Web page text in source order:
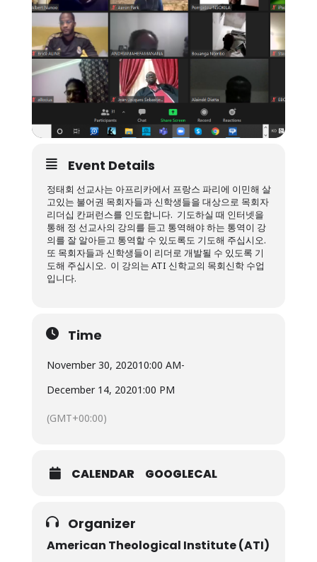
Event Details
정태회 선교사는 아프리카에서 프랑스 파리에 이민해 살
고있는 불어권 목회자들과 신학생들을 대상으로 목회자
리더십 칸퍼런스를 인도합니다. 기도하실 때 인터넷을
통해 정 선교사의 강의를 듣고 통역해야 하는 통역이 강
의를 잘 알아듣고 통역할 수 있도록도 기도해 주십시오.
또 목회자들과 신학생들이 리더로 개발될 수 있도록 기
도해 주십시오. 이 강의는 ATI 신학교의 목회신학 수업
입니다.
Time
November 30, 202010:00 AM-
December 14, 20201:00 PM
(GMT+00:00)
CALENDAR GOOGLECAL
Organizer
American Theological Institute (ATI)